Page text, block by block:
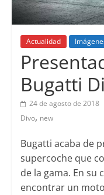
Actualidad
Bugatti
24 de agosto de 2018
Divo, new
Bugatti acaba de
supercoche que
de la gama. En
encontrar un